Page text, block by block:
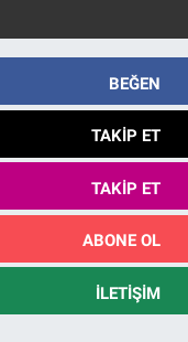
BEĞEN
TAKIP ET
TAKIP ET
ABONE OL
İLETIŞIM